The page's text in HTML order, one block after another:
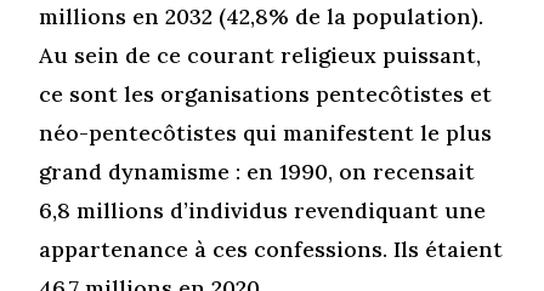
millions en 2032 (42,8% de la population).
Au sein de ce courant religieux puissant,
ce sont les organisations pentecôtistes et
néo-pentecôtistes qui manifestent le plus
grand dynamisme : en 1990, on recensait
6,8 millions d’individus revendiquant une
appartenance à ces confessions. Ils étaient